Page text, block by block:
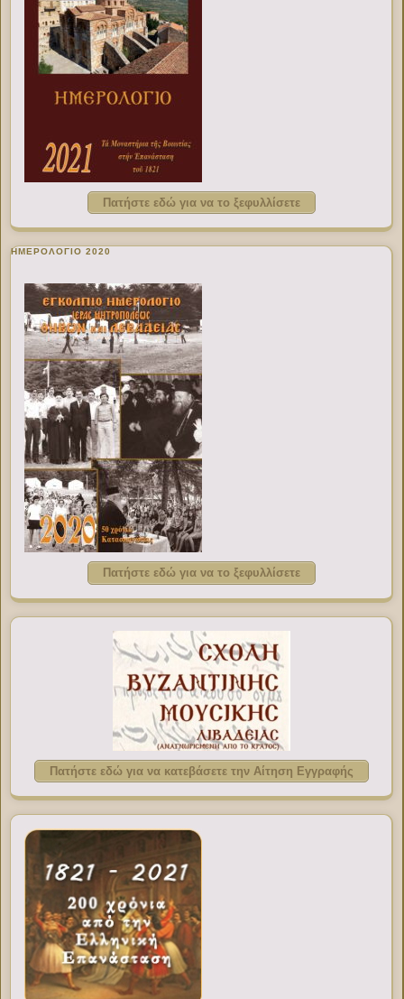
Πατήστε εδώ για να το ξεφυλλίσετε
ΗΜΕΡΟΛΟΓΙΟ 2020
Πατήστε εδώ για να το ξεφυλλίσετε
Πατήστε εδώ για να κατεβάσετε την Αίτηση Εγγραφής